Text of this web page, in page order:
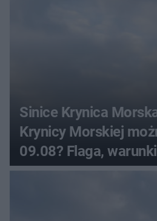
Sinice Krynica
Krynicy Morskiej
09.08? Flaga,